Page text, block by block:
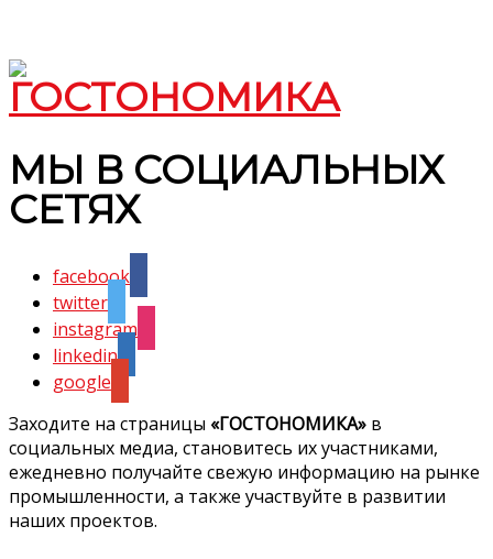
МЫ В СОЦИАЛЬНЫХ
СЕТЯХ
facebook
twitter
instagram
linkedin
google
Заходите на страницы «ГОСТОНОМИКА» в
социальных медиа, становитесь их участниками,
ежедневно получайте свежую информацию на рынке
промышленности, а также участвуйте в развитии
наших проектов.